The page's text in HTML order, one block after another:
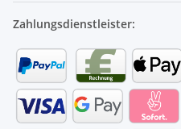
Zahlungsdienstleister: